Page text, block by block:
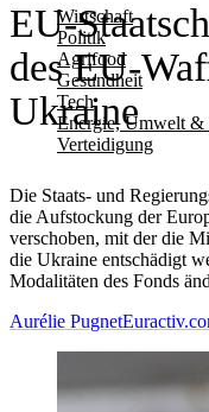
Wirtschaft
Politik
Agrifood
Gesundheit
Tech
Energie, Umwelt &
Verteidigung
EU-
des EU-
Ukraine
Die Staats- und
die Aufstockung der
verschoben, mit der die
die Ukraine entschädigt
Modalitäten des Fonds
Aurélie Pugnet